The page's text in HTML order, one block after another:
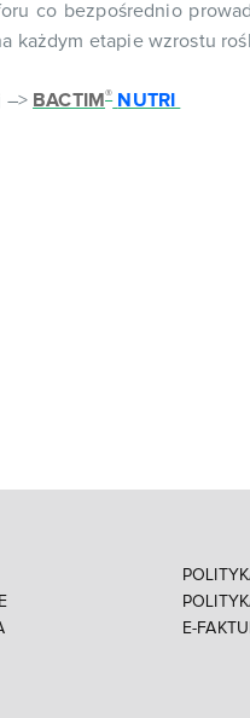
co bezpośrednio
każdym etapie wzrostu
–> BACTIM® NUTRI
E-